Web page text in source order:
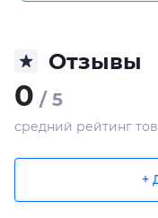
Отзывы
0 / 5
средний рейтинг
+